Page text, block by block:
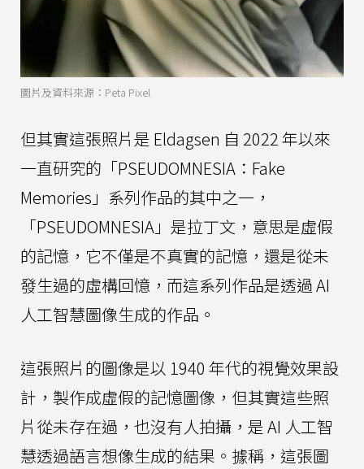
圖片及資料來源：Peta Pixel
但其實這張照片是 Eldagsen 自 2022 年以來
一直研究的「PSEUDOMNESIA：Fake
Memories」系列作品的其中之一，
「PSEUDOMNESIA」是拉丁文，意思是虛假
的記憶，它不僅是不真實的記憶，還是從未
發生過的虛構回憶，而這系列作品是透過 AI
人工智慧圖像生成的作品。
這張照片的圖像是以 1940 年代的視覺效果設
計，製作成虛假的記憶圖像，但其實這些照
片從未存在過，也沒有人拍攝，是 AI 人工智
慧透過語言想像生成的結果。據稱，這張圖